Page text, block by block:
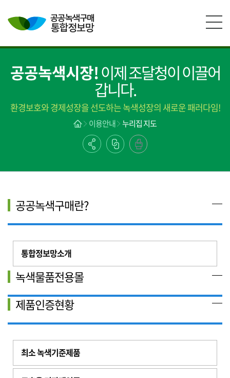
공공녹색시장!이제 조달청이 이끌어
갑니다.
환경보호와 경제성장을 선도하는 녹색성장의 새로운 패러다임!
이용안내 누리집 지도
공공녹색구매란?
통합정보망소개
녹색물품전용몰
제품인증현황
최소 녹색기준제품